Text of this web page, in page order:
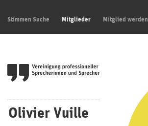
Stimmen Suche Mitglieder Mitglied werden
Olivier Vuille